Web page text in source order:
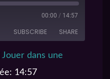
00:00 / 14:57
SUBSCRIBE SHARE
Jouer dans une
14:57